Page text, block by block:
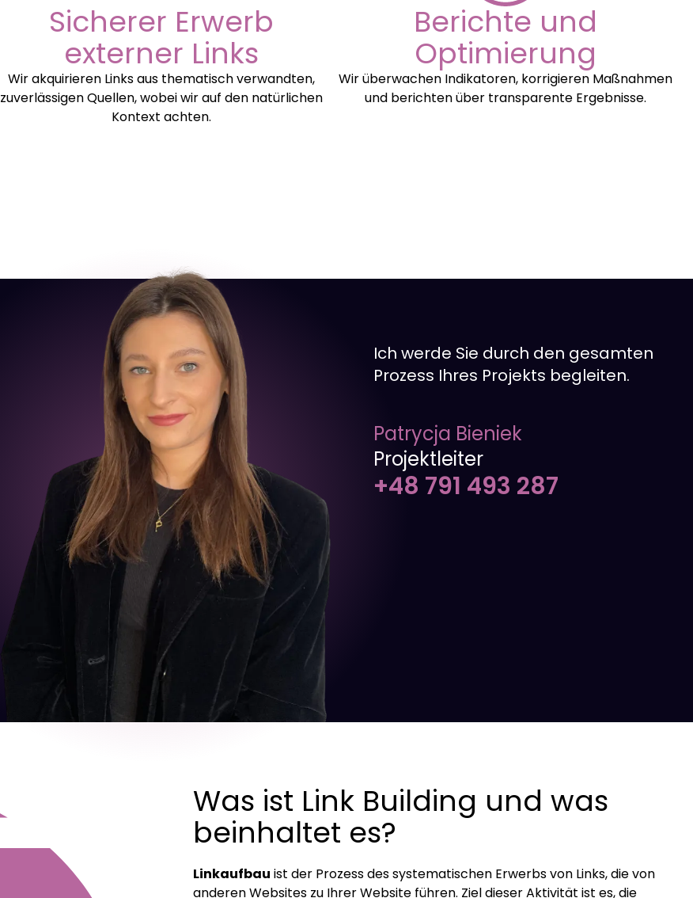
Sicherer Erwerb
externer Links
Wir akquirieren Links aus thematisch verwandten,
zuverlässigen Quellen, wobei wir auf den natürlichen
Kontext achten.
Berichte und
Optimierung
Wir überwachen Indikatoren, korrigieren Maßnahmen
und berichten über transparente Ergebnisse.
Ich werde Sie durch den gesamten
Prozess Ihres Projekts begleiten.
Patrycja Bieniek
Projektleiter
+48 791 493 287
Was ist Link Building und was
beinhaltet es?
Linkaufbau ist der Prozess des systematischen Erwerbs von Links, die von
anderen Websites zu Ihrer Website führen. Ziel dieser Aktivität ist es, die